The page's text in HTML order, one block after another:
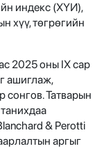
индекс (ХҮИ),
хүү, төгрөгийн
2025 оны IX сар
ашиглаж,
сонгов. Татварын
& Perotti
аргыг